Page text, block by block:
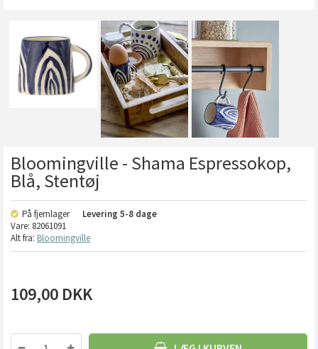
Bloomingville - Shama Espressokop,
Blå, Stentøj
På fjernlager Levering 5-8 dage
Vare: 82061091
Alt fra: Bloomingville
109,00 DKK